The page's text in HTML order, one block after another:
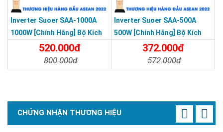
Inverter Suoer SAA-1000A
1000W [Chính Hãng] Bộ Kích
Điện 12V Lên 220V - Máy Kích
Điện Sin Mô Phỏng
520.000đ
800.000đ
Inverter Suoer SAA-500A
500W [Chính Hãng] Bộ Kích
Điện 12V Lên 220V - Máy Kích
Điện Sin Mô Phỏng
372.000đ
572.000đ
CHỨNG NHẬN THƯƠNG HIỆU